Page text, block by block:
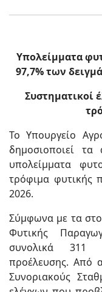
Υπολείμματα
97,7% των
Συστηματικοί
Το Υπουργείο
δημοσιοποιεί
υπολείμματα
τρόφιμα φυτικής
2026.
Σύμφωνα με τα
Φυτικής
συνολικά 311
προέλευσης. Από
Συνοριακούς